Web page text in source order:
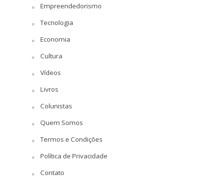
Empreendedorismo
Tecnologia
Economia
Cultura
Vídeos
Livros
Colunistas
Quem Somos
Termos e Condições
Política de Privacidade
Contato